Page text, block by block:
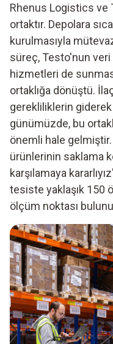
Rhenus Logistics ve
ortaktır. Depolara
kurulmasıyla
süreç, Testo'nun
hizmetleri de
ortaklığa dönüştü.
gerekliliklerin giderek
günümüzde, bu
önemli hale
ürünlerinin saklama
karşılamaya
tesiste yaklaşık 150
ölçüm noktası